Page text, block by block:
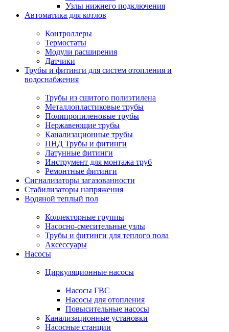
Узлы нижнего подключения
Автоматика для котлов
Контроллеры
Термостаты
Модули расширения
Датчики
Трубы и фитинги для систем отопления и
водоснабжения
Трубы из сшитого полиэтилена
Металлопластиковые трубы
Полипропиленовые трубы
Нержавеющие трубы
Канализационные трубы
ПНД Трубы и фитинги
Латунные фитинги
Инструмент для монтажа труб
Ремонтные фитинги
Сигнализаторы загазованности
Стабилизаторы напряжения
Водяной теплый пол
Коллекторные группы
Насосно-смесительные узлы
Трубы и фитинги для теплого пола
Аксессуары
Насосы
Циркуляционные насосы
Насосы ГВС
Насосы для отопления
Повысительные насосы
Канализационные установки
Насосные станции